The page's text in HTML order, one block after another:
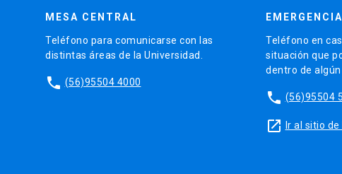
MESA CENTRAL
Teléfono para comunicarse con las
distintas áreas de la Universidad.
phone (56)95504 4000
Teléfono en
situación que
dentro de algún
phone (56)95504
launch Ir al sitio